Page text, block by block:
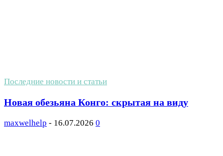
Последние новости и статьи
Новая обезьяна Конго: скрытая на виду
maxwelhelp - 16.07.2026 0